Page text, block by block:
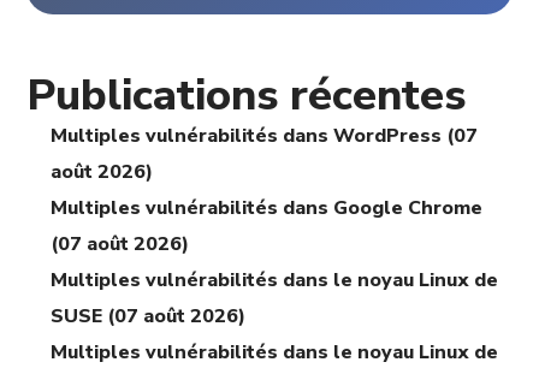
Publications récentes
Multiples vulnérabilités dans WordPress (07
août 2026)
Multiples vulnérabilités dans Google Chrome
(07 août 2026)
Multiples vulnérabilités dans le noyau Linux de
SUSE (07 août 2026)
Multiples vulnérabilités dans le noyau Linux de